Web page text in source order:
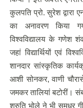
कुलपति प्रो. सुरेश द्वारा
का अनावरण किया
विश्वविद्यालय के गणेश
जहां विद्यार्थियों एवं
शानदार सांस्कृतिक
आशी सोनकर, वाणी
जमकर तालियां बटोरीं।
श्रुति भोले ने भी समधुर